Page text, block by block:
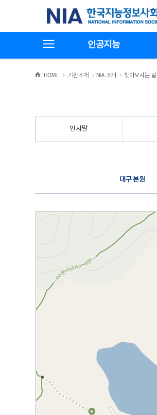
기
한국지능정보사회진흥원
인공지능
HOME >
기관소개 >NIA 소개 >
찾아오시는 길
인사말
대구 본원